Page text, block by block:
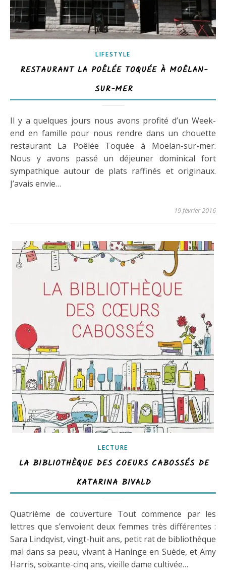
LIFESTYLE
RESTAURANT LA POÊLÉE TOQUÉE À MOËLAN-
SUR-MER
Il y a quelques jours nous avons profité d’un Week-
end en famille pour nous rendre dans un chouette
restaurant La Poêlée Toquée à Moëlan-sur-mer.
Nous y avons passé un déjeuner dominical fort
sympathique autour de plats raffinés et originaux.
J’avais envie…
19 février 2016
LECTURE
LA BIBLIOTHÈQUE DES COEURS CABOSSÉS DE
KATARINA BIVALD
Quatrième de couverture Tout commence par les
lettres que s’envoient deux femmes très différentes :
Sara Lindqvist, vingt-huit ans, petit rat de bibliothèque
mal dans sa peau, vivant à Haninge en Suède, et Amy
Harris, soixante-cinq ans, vieille dame cultivée…